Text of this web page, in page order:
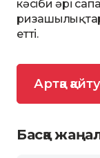
кәсіби әрі
етті.
Артқа қайту
Басқа